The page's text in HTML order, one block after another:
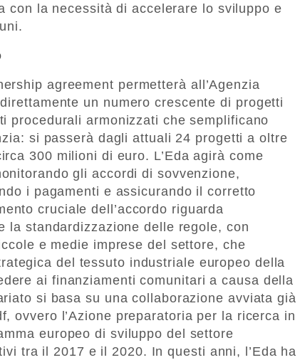
con la necessità di accelerare lo sviluppo e
agreement permetterà all’Agenzia
un numero crescente di progetti
procedurali armonizzati che semplificano
si passerà dagli attuali 24 progetti a oltre
300 milioni di euro. L’Eda agirà come
gli accordi di sovvenzione,
i pagamenti e assicurando il corretto
cruciale dell’accordo riguarda
la standardizzazione delle regole, con
e medie imprese del settore, che
del tessuto industriale europeo della
ai finanziamenti comunitari a causa della
si basa su una collaborazione avviata già
ovvero l’Azione preparatoria per la ricerca in
europeo di sviluppo del settore
tra il 2017 e il 2020. In questi anni, l’Eda ha